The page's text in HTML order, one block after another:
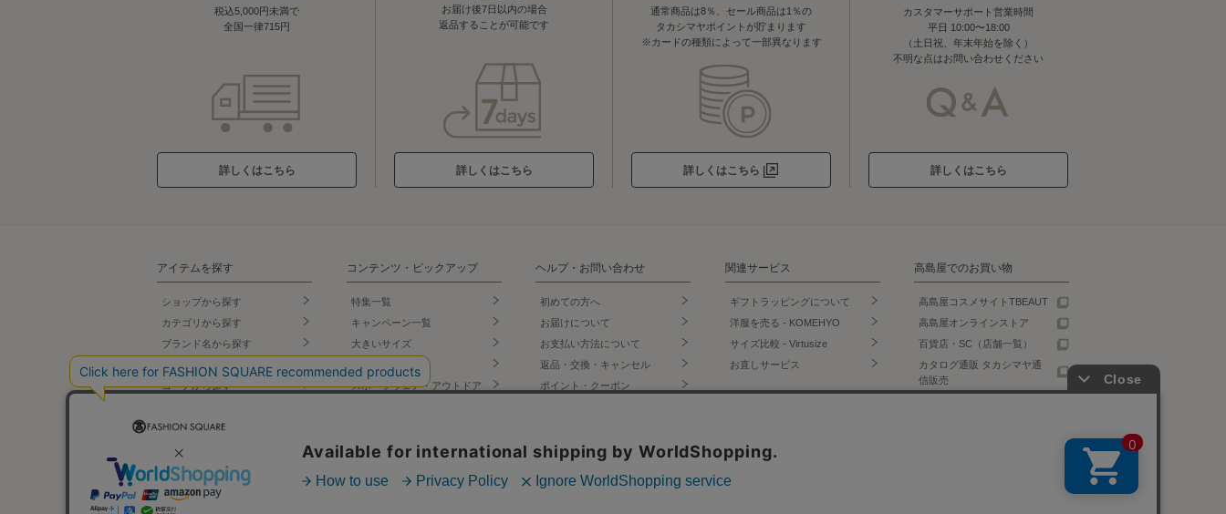
税込5,000円未満で
全国一律715円
詳しくはこちら
お届け後7日以内の場合
返品することが可能です
詳しくはこちら
通常商品は8％、セール商品は1％の
タカシマヤポイントが貯まります
※カードの種類によって一部異なります
詳しくはこちら
カスタマーサポート営業時間
平日 10:00〜18:00
（土日祝、年末年始を除く）
不明な点はお問い合わせください
詳しくはこちら
アイテムを探す
ショップから探す
カテゴリから探す
ブランド名から探す
テイストから探す
コーデから探す
ランキング
新着商品
先行予約商品
再入荷商品
コンテンツ・ピックアップ
特集一覧
キャンペーン一覧
大きいサイズ
スポーツウェア・アウトドア
ランジェリー・インナー
プ
ヘルプ・お問い合わせ
初めての方へ
お届けについて
お支払い方法について
返品・交換・キャンセル
ポイント・クーポン
よくあるご質問
関連サービス
ギフトラッピングについて
洋服を売る - KOMEHYO
サイズ比較 - Virtusize
お直しサービス
公式SNS
Instagram
高島屋でのお買い物
高島屋コスメサイトTBEAUT
高島屋オンラインストア
百貨店・SC（店舗一覧）
カタログ通販 タカシマヤ通
信販売